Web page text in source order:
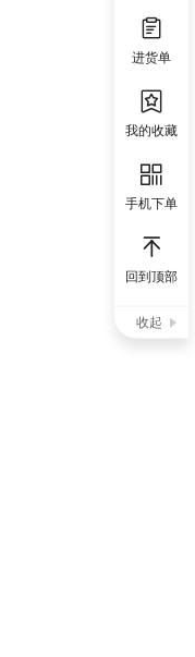
进货单
我的收藏
手机下单
回到顶部
收起